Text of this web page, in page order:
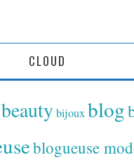
CLOUD
beauty bijoux blog
blogueuse